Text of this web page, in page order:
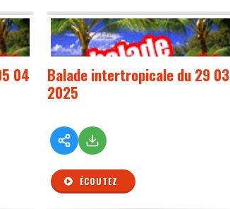
04
Balade intertropicale du 29 03
2025
ÉCOUTEZ